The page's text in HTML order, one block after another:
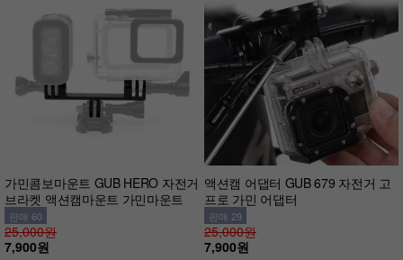
가민콤보마운트 GUB HERO 자전거
브라켓 액션캠마운트 가민마운트
판매 60
25,000원
7,900원
액션캠 어댑터 GUB 679 자전거 고
프로 가민 어댑터
판매 29
25,000원
7,900원